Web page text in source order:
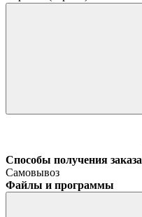
Способы получения заказа
Самовывоз
Файлы и программы